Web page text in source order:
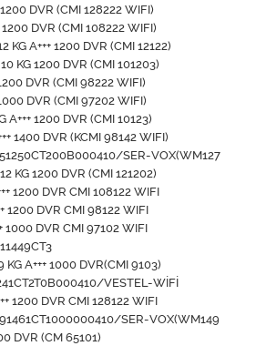
DVR (CMI 128222 WIFI)
DVR (CMI 108222 WIFI)
KG A+++ 1200 DVR (CMI 12122)
KG 1200 DVR (CMI 101203)
DVR (CMI 98222 WIFI)
DVR (CMI 97202 WIFI)
A+++ 1200 DVR (CMI 10123)
1400 DVR (KCMI 98142 WIFI)
SER-VOX(WM127
KG 1200 DVR (CMI 121202)
1200 DVR CMI 108122 WIFI
1200 DVR CMI 98122 WIFI
1000 DVR CMI 97102 WIFI
A+++ 1000 DVR(CMI 9103)
VESTEL-WİFİ
1200 DVR CMI 128122 WIFI
SER-VOX(WM149
DVR (CM 65101)